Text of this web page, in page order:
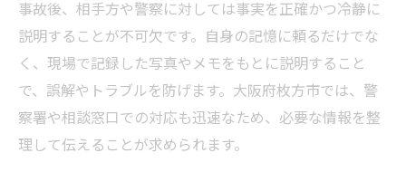
事故後、相手方や警察に対しては事実を正確かつ冷静に
説明することが不可欠です。自身の記憶に頼るだけでな
く、現場で記録した写真やメモをもとに説明すること
で、誤解やトラブルを防げます。大阪府枚方市では、警
察署や相談窓口での対応も迅速なため、必要な情報を整
理して伝えることが求められます。